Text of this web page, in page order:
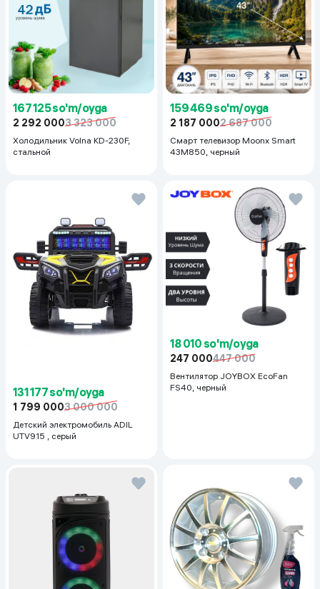
167 125 so'm/oyga
2 292 0003 323 000
Холодильник Volna KD-230F,
стальной
159 469 so'm/oyga
2 187 0002 687 000
Смарт телевизор Moonx Smart
43M850, черный
131 177 so'm/oyga
1 799 0003 000 000
Детский электромобиль ADIL
UTV915 , серый
18 010 so'm/oyga
247 000447 000
Вентилятор JOYBOX EcoFan
FS40, черный